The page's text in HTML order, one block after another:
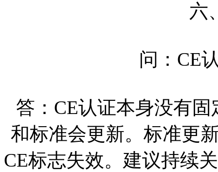
六
问：CE
答：CE认证本身没有
和标准会更新。标准更
CE标志失效。建议持续